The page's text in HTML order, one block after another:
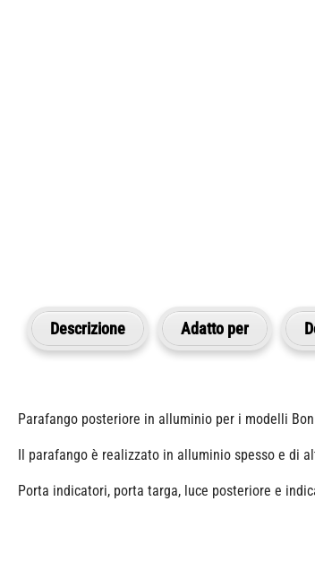
Descrizione Adatto per
Parafango posteriore in alluminio per i modelli
Il parafango è realizzato in alluminio spesso e
Porta indicatori, porta targa, luce posteriore e